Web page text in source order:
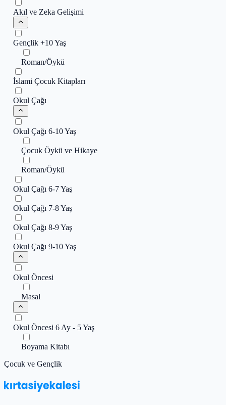
Akıl ve Zeka Gelişimi
Gençlik +10 Yaş
Roman/Öykü
İslami Çocuk Kitapları
Okul Çağı
Okul Çağı 6-10 Yaş
Çocuk Öykü ve Hikaye
Roman/Öykü
Okul Çağı 6-7 Yaş
Okul Çağı 7-8 Yaş
Okul Çağı 8-9 Yaş
Okul Çağı 9-10 Yaş
Okul Öncesi
Masal
Okul Öncesi 6 Ay - 5 Yaş
Boyama Kitabı
Çocuk ve Gençlik